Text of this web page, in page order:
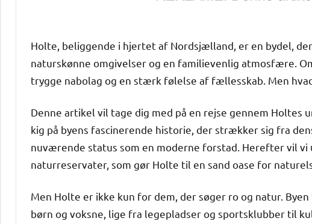
Holte, beliggende i hjertet af Nordsjælland, er en bydel,
naturskønne omgivelser og en familievenlig atmosfære.
trygge nabolag og en stærk følelse af fællesskab. Men
Denne artikel vil tage dig med på en rejse gennem Holtes
kig på byens fascinerende historie, der strækker sig fra
nuværende status som en moderne forstad. Herefter vil vi
naturreservater, som gør Holte til en sand oase for
Men Holte er ikke kun for dem, der søger ro og natur.
børn og voksne, lige fra legepladser og sportsklubber til